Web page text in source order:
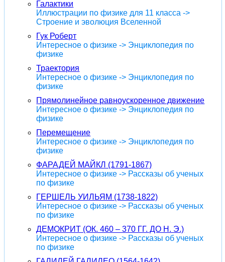
Галактики
Иллюстрации по физике для 11 класса ->
Строение и эволюция Вселенной
Гук Роберт
Интересное о физике -> Энциклопедия по
физике
Траектория
Интересное о физике -> Энциклопедия по
физике
Прямолинейное равноускоренное движение
Интересное о физике -> Энциклопедия по
физике
Перемещение
Интересное о физике -> Энциклопедия по
физике
ФАРАДЕЙ МАЙКЛ (1791-1867)
Интересное о физике -> Рассказы об ученых
по физике
ГЕРШЕЛЬ УИЛЬЯМ (1738-1822)
Интересное о физике -> Рассказы об ученых
по физике
ДЕМОКРИТ (ОК. 460 – 370 ГГ. ДО Н. Э.)
Интересное о физике -> Рассказы об ученых
по физике